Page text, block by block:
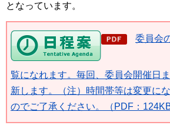
となっています。
委員会
覧になれます。毎回、委員会開催日
新します。（注）時間帯等は変更に
のでご了承ください。（PDF：124KB